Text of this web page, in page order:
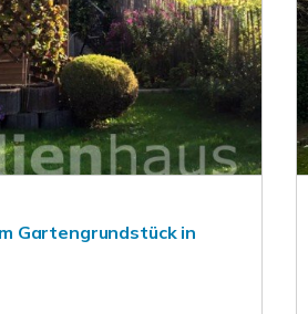
Gartengrundstück in